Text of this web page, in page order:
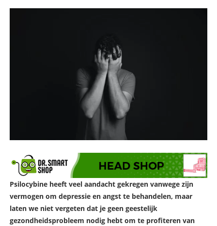
Psilocybine heeft veel aandacht gekregen vanwege zijn
vermogen om depressie en angst te behandelen, maar
laten we niet vergeten dat je geen geestelijk
gezondheidsprobleem nodig hebt om te profiteren van